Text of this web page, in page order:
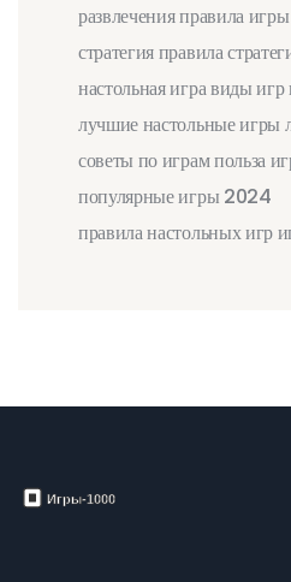
развлеченияправила игры
стратегияправила
настольная игравиды игр
лучшие настольные игры
советы по игрампольза
популярные игры 2024
правила настольных игр